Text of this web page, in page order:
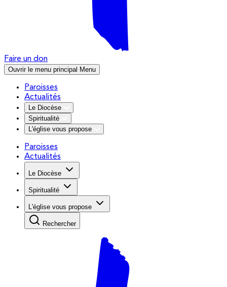
Faire un don
Ouvrir le menu principal Menu
Paroisses
Actualités
Le Diocèse
Spiritualité
L'église vous propose
Paroisses
Actualités
Le Diocèse
Spiritualité
L'église vous propose
Rechercher